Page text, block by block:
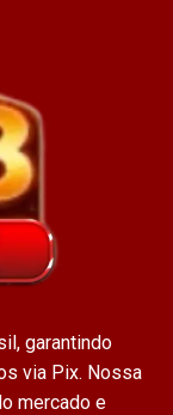
garantindo
via Pix. Nossa
mercado e